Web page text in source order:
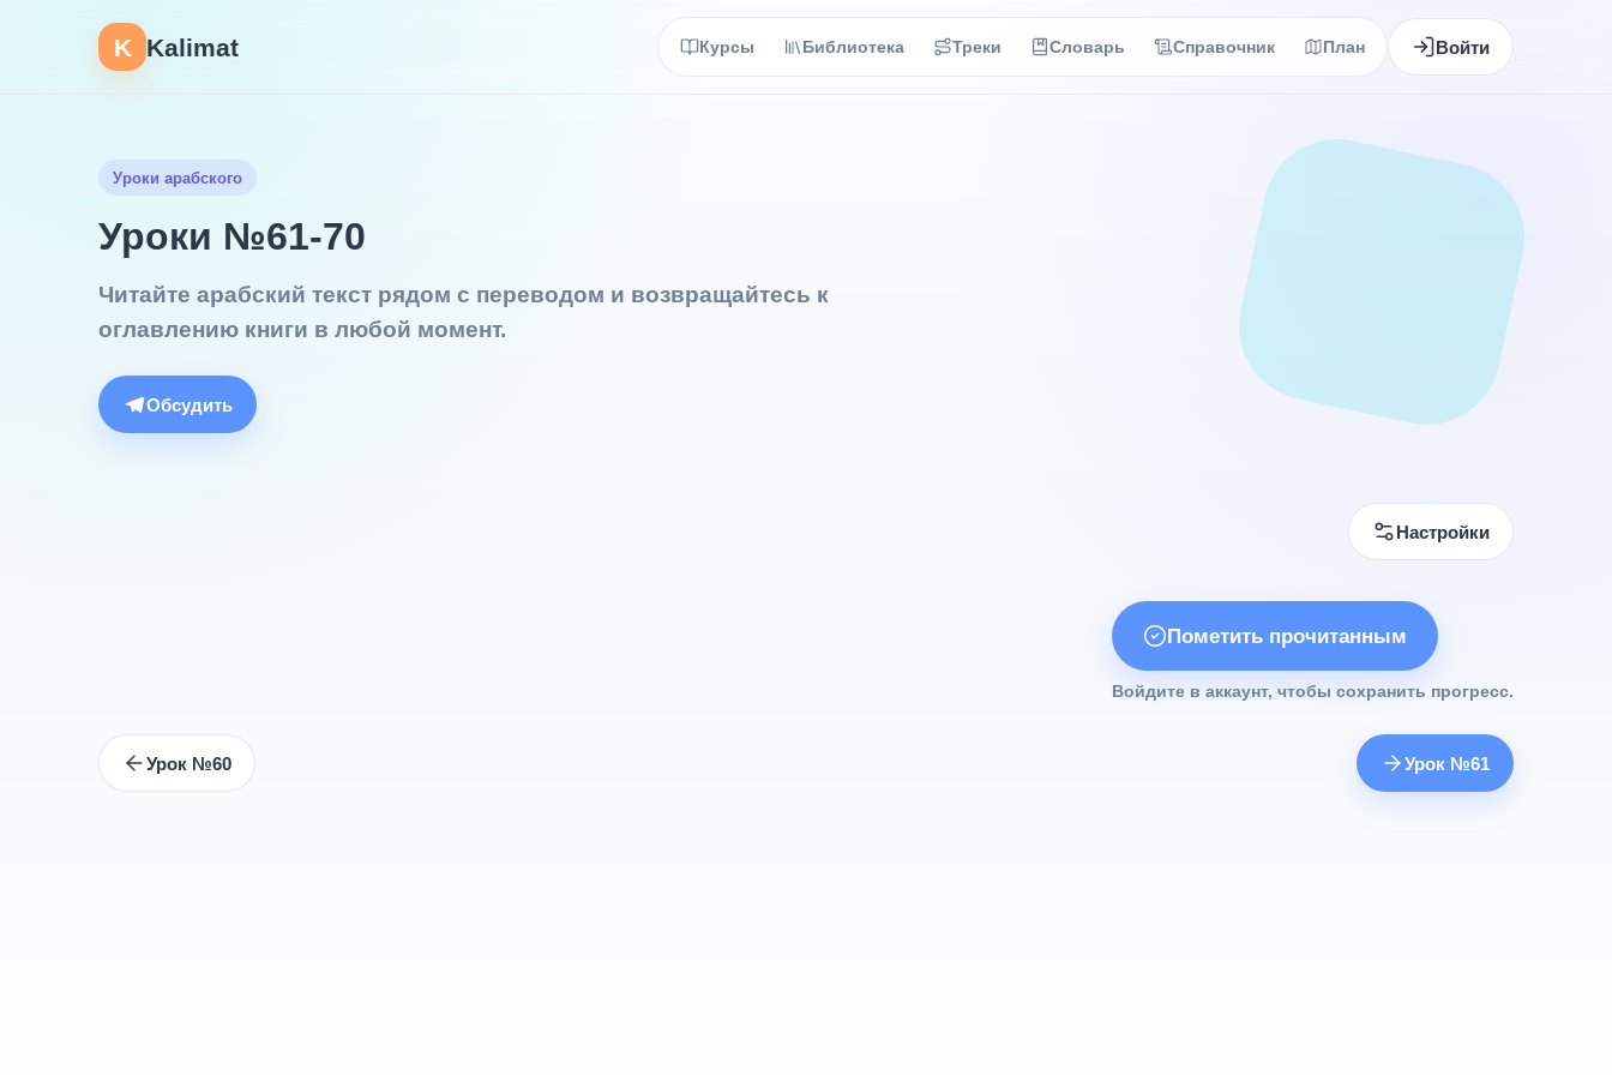
K Kalimat Курсы Библиотека Треки Словарь Справочник План Войти
Уроки арабского
Уроки №61-70
Читайте арабский текст рядом с переводом и возвращайтесь к
оглавлению книги в любой момент.
Обсудить
Настройки
Пометить прочитанным
Войдите в аккаунт, чтобы сохранить прогресс.
Урок №60 Урок №61